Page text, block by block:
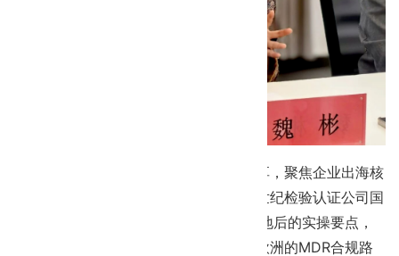
本次沙龙邀请行业资深专家开展专题分享，聚焦企业出海核
心合规痛点，带来多维度实战干货。新世纪检验认证公司国
际认证专家相诚，围绕欧盟MDR法规落地后的实操要点，
结合行业典型案例，深度解析企业出海欧洲的MDR合规路